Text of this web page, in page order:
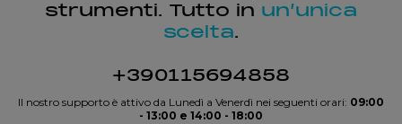
strumenti. Tutto in un’unica
scelta.
+390115694858
Il nostro supporto è attivo da Lunedì a Venerdì nei seguenti orari: 09:00
- 13:00 e 14:00 - 18:00